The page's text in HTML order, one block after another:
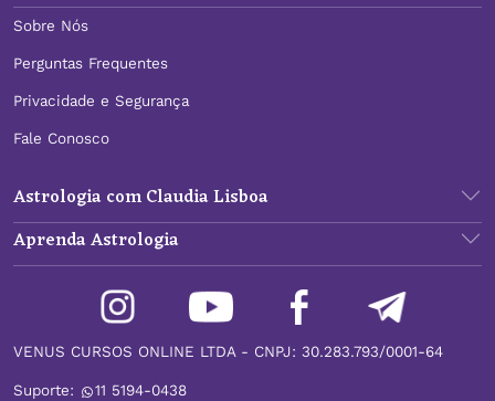
Sobre Nós
Perguntas Frequentes
Privacidade e Segurança
Fale Conosco
Astrologia com Claudia Lisboa
Aprenda Astrologia
VENUS CURSOS ONLINE LTDA - CNPJ: 30.283.793/0001-64
Suporte: 11 5194-0438